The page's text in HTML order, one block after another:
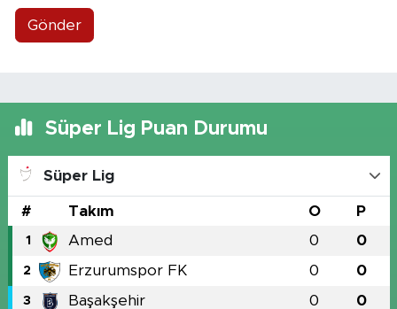
Gönder
Süper Lig Puan Durumu
Süper Lig
# Takım O P
1 Amed 0 0
2 Erzurumspor FK 0 0
3 Başakşehir 0 0